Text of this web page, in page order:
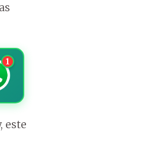
1
este